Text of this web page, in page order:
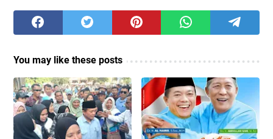
You may like these posts